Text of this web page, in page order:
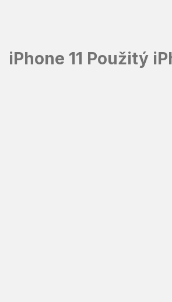
iPhone 11 Použitý